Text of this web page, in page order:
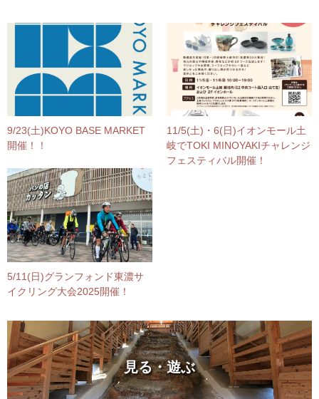
9/23(土)KOYO BASE MARKET
開催！！
11/5(土)・6(日)イオンモール土
岐でTOKI MINOYAKIチャレンジ
フェスティバル開催！
5/11(日)グランフォンド東濃サ
イクリング大会2025開催！
見る・遊ぶ